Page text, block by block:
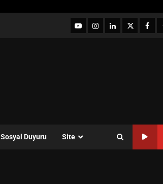
YouTubeInstagram
LinkedIntwitter
Sosyal Duyuru Site